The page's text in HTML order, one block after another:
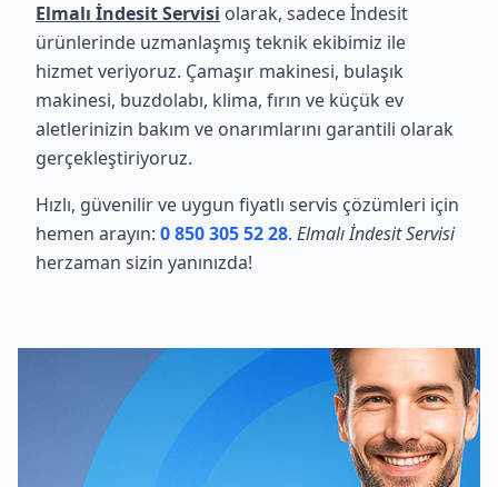
Elmalı İndesit Servisi olarak, sadece İndesit
ürünlerinde uzmanlaşmış teknik ekibimiz ile
hizmet veriyoruz. Çamaşır makinesi, bulaşık
makinesi, buzdolabı, klima, fırın ve küçük ev
aletlerinizin bakım ve onarımlarını garantili olarak
gerçekleştiriyoruz.
Hızlı, güvenilir ve uygun fiyatlı servis çözümleri için
hemen arayın: 0 850 305 52 28. Elmalı İndesit Servisi
herzaman sizin yanınızda!